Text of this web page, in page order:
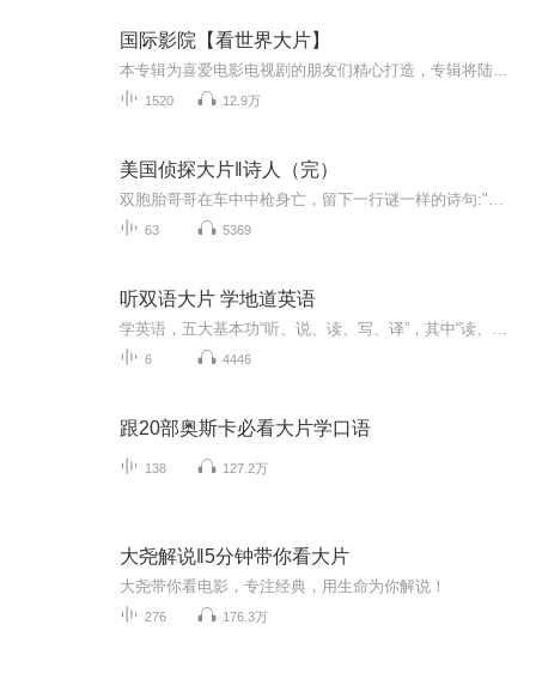
国际影院【看世界大片】
1520 12.9万
美国侦探大片‖诗人（完）
63 5369
听双语大片 学地道英语
6 4446
跟20部奥斯卡必看大片学口语
138 127.2万
大尧解说‖5分钟带你看大片
大尧带你看电影，专注经典，用生命为你解说！
276 176.3万